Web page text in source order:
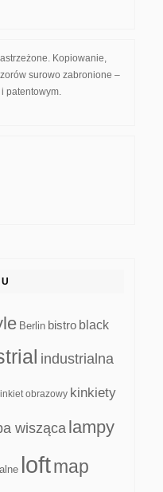
Kopiowanie,
surowo zabronione –
patentowym.
Berlin bistro black
industrialna
obrazowy kinkiety
wisząca lampy
loftmap